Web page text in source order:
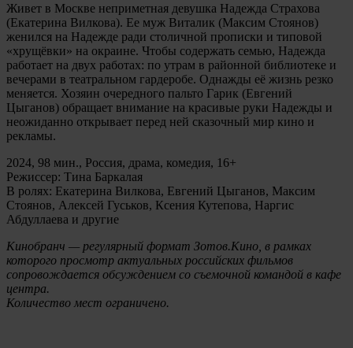
Живет в Москве неприметная девушка Надежда Страхова
(Екатерина Вилкова). Ее муж Виталик (Максим Стоянов)
женился на Надежде ради столичной прописки и типовой
«хрущёвки» на окраине. Чтобы содержать семью, Надежда
работает на двух работах: по утрам в районной библиотеке и
вечерами в театральном гардеробе. Однажды её жизнь резко
меняется. Хозяин очередного пальто Гарик (Евгений
Цыганов) обращает внимание на красивые руки Надежды и
неожиданно открывает перед ней сказочный мир кино и
рекламы.
2024, 98 мин., Россия, драма, комедия, 16+
Режиссер: Тина Баркалая
В ролях: Екатерина Вилкова, Евгений Цыганов, Максим
Стоянов, Алексей Гуськов, Ксения Кутепова, Наргис
Абдуллаева и другие
Кинобранч — регулярный формат Зотов.Кино, в рамках
которого просмотр актуальных российских фильмов
сопровождается обсуждением со съемочной командой в кафе
центра.
Количество мест ограничено.